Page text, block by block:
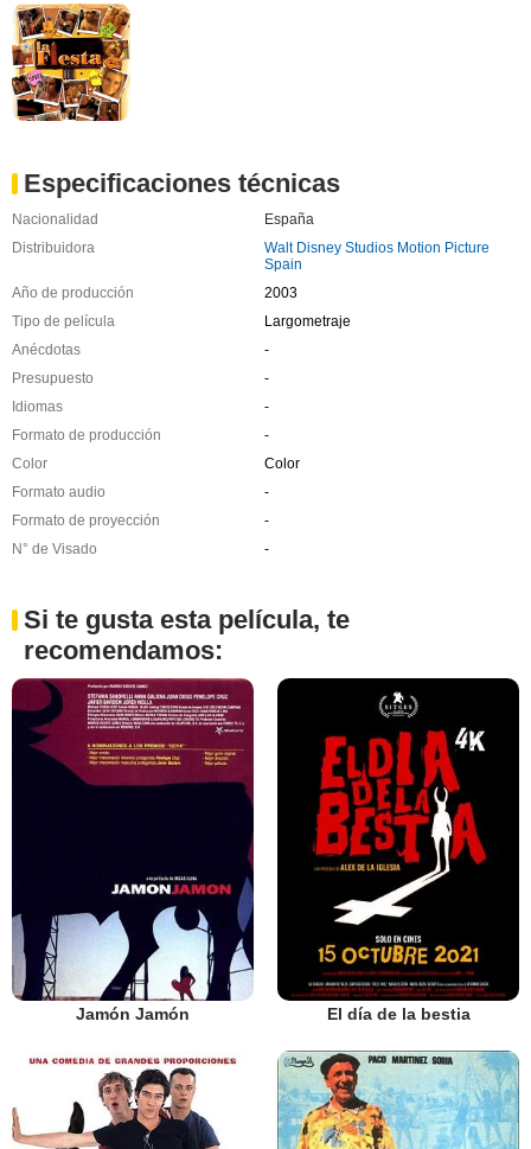
Especificaciones técnicas
Nacionalidad
España
Distribuidora
Walt Disney Studios Motion Picture
Spain
Año de producción
2003
Tipo de película
Largometraje
Anécdotas
-
Presupuesto
-
Idiomas
-
Formato de producción
-
Color
Color
Formato audio
-
Formato de proyección
-
N° de Visado
-
Si te gusta esta película, te
recomendamos:
Jamón Jamón El día de la bestia